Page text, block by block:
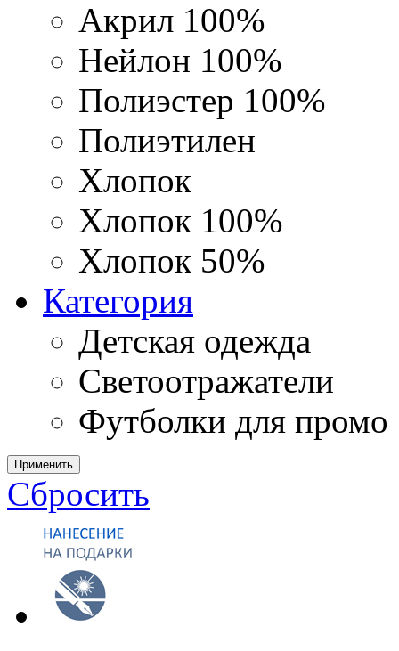
Акрил 100%
Нейлон 100%
Полиэстер 100%
Полиэтилен
Хлопок
Хлопок 100%
Хлопок 50%
Категория
Детская одежда
Светоотражатели
Футболки для промо
Применить
Сбросить